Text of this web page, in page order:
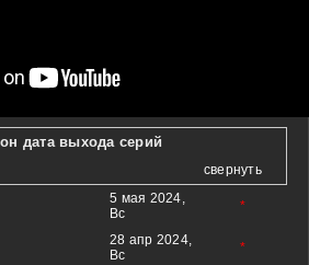
дата выхода серий
свернуть
5 мая 2024,
Вс
*
28 апр 2024,
Вс
*